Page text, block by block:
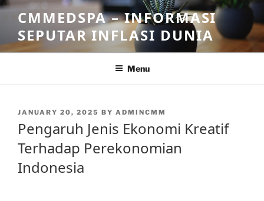
Skip
content
CMMEDSPA – INFORMASI
SEPUTAR INFLASI DUNIA
Menu
POSTED
JANUARY 20, 2025 BY ADMINCMM
Pengaruh Jenis Ekonomi Kreatif
Terhadap Perekonomian
Indonesia